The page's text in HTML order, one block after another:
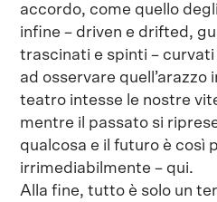
accordo, come quello
infine – driven e drifted,
trascinati e spinti –
ad osservare quell’arazzo
teatro intesse le nostre
mentre il passato si
qualcosa e il futuro è così
irrimediabilmente – qui.
Alla fine, tutto è solo un